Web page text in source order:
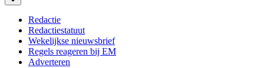
Redactie
Redactiestatuut
Wekelijkse nieuwsbrief
Regels reageren bij EM
Adverteren